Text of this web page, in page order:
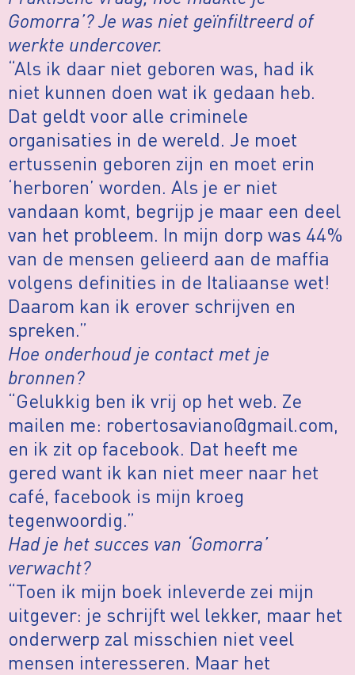
Gomorra’? Je was niet geïnfiltreerd of
werkte undercover.
“Als ik daar niet geboren was, had ik
niet kunnen doen wat ik gedaan heb.
Dat geldt voor alle criminele
organisaties in de wereld. Je moet
ertussenin geboren zijn en moet erin
‘herboren’ worden. Als je er niet
vandaan komt, begrijp je maar een deel
van het probleem. In mijn dorp was 44%
van de mensen gelieerd aan de maffia
volgens definities in de Italiaanse wet!
Daarom kan ik erover schrijven en
spreken.”
Hoe onderhoud je contact met je
bronnen?
“Gelukkig ben ik vrij op het web. Ze
mailen me: robertosaviano@gmail.com,
en ik zit op facebook. Dat heeft me
gered want ik kan niet meer naar het
café, facebook is mijn kroeg
tegenwoordig.”
Had je het succes van ‘Gomorra’
verwacht?
“Toen ik mijn boek inleverde zei mijn
uitgever: je schrijft wel lekker, maar het
onderwerp zal misschien niet veel
mensen interesseren. Maar het